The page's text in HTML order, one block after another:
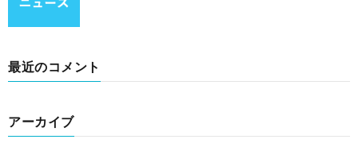
最近のコメント
アーカイブ